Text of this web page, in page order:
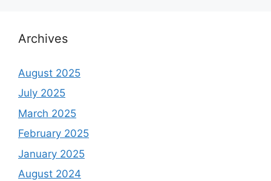
Archives
August 2025
July 2025
March 2025
February 2025
January 2025
August 2024